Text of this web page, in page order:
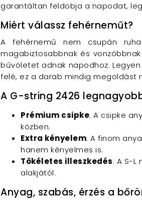
garantáltan feldobja a napodat,
Miért válassz fehérneműt?
A fehérnemű nem csupán
magabiztosabbnak és
bűvöletet adnak napodhoz.
felé, ez a darab mindig megoldást
A G-string 2426
Prémium csipke: A csipke
közben.
Extra kényelem: A finom
hanem kényelmes is.
Tökéletes illeszkedés: A S-
alakjától.
Anyag, szabás, érzés a